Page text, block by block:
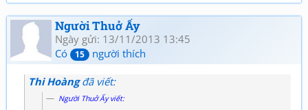
Người Thuở Ấy
Ngày gửi: 13/11/2013 13:45
Có
15 người thích
Thi Hoàngđã viết:
Người Thuở Ấy viết: